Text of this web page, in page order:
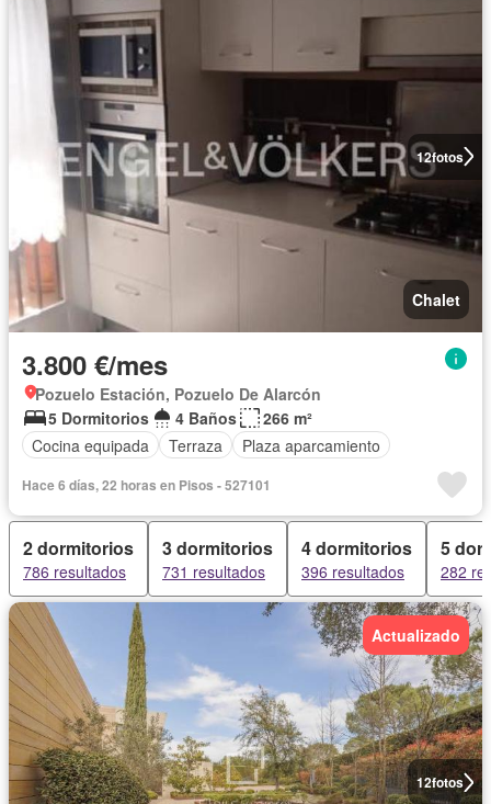
12fotos
Chalet
3.800 €/mes
Pozuelo Estación, Pozuelo De Alarcón
5 Dormitorios
4 Baños
266 m²
Cocina equipada
Terraza Plaza aparcamiento
Hace 6 días, 22 horas en Pisos - 527101
2 dormitorios
786 resultados
3 dormitorios
731 resultados
4 dormitorios
396 resultados
5
282
12fotos
Actualizado